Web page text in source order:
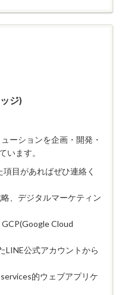
ジ)
ーションを企画・開発・
います。
目があればぜひ連絡く
、デジタルマーケティン
GCP(Google Cloud
LINE公式アカウントから
的ウェブアプリケ